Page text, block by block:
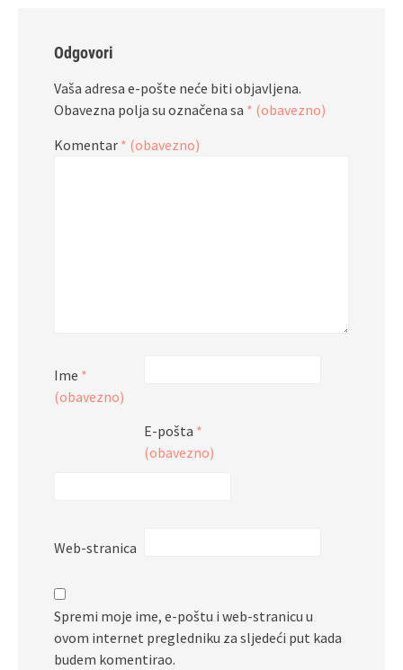
Odgovori
Vaša adresa e-pošte neće biti objavljena.
Obavezna polja su označena sa * (obavezno)
Komentar * (obavezno)
Ime *
(obavezno)
E-pošta *
(obavezno)
Web-stranica
Spremi moje ime, e-poštu i web-stranicu u
ovom internet pregledniku za sljedeći put kada
budem komentirao.